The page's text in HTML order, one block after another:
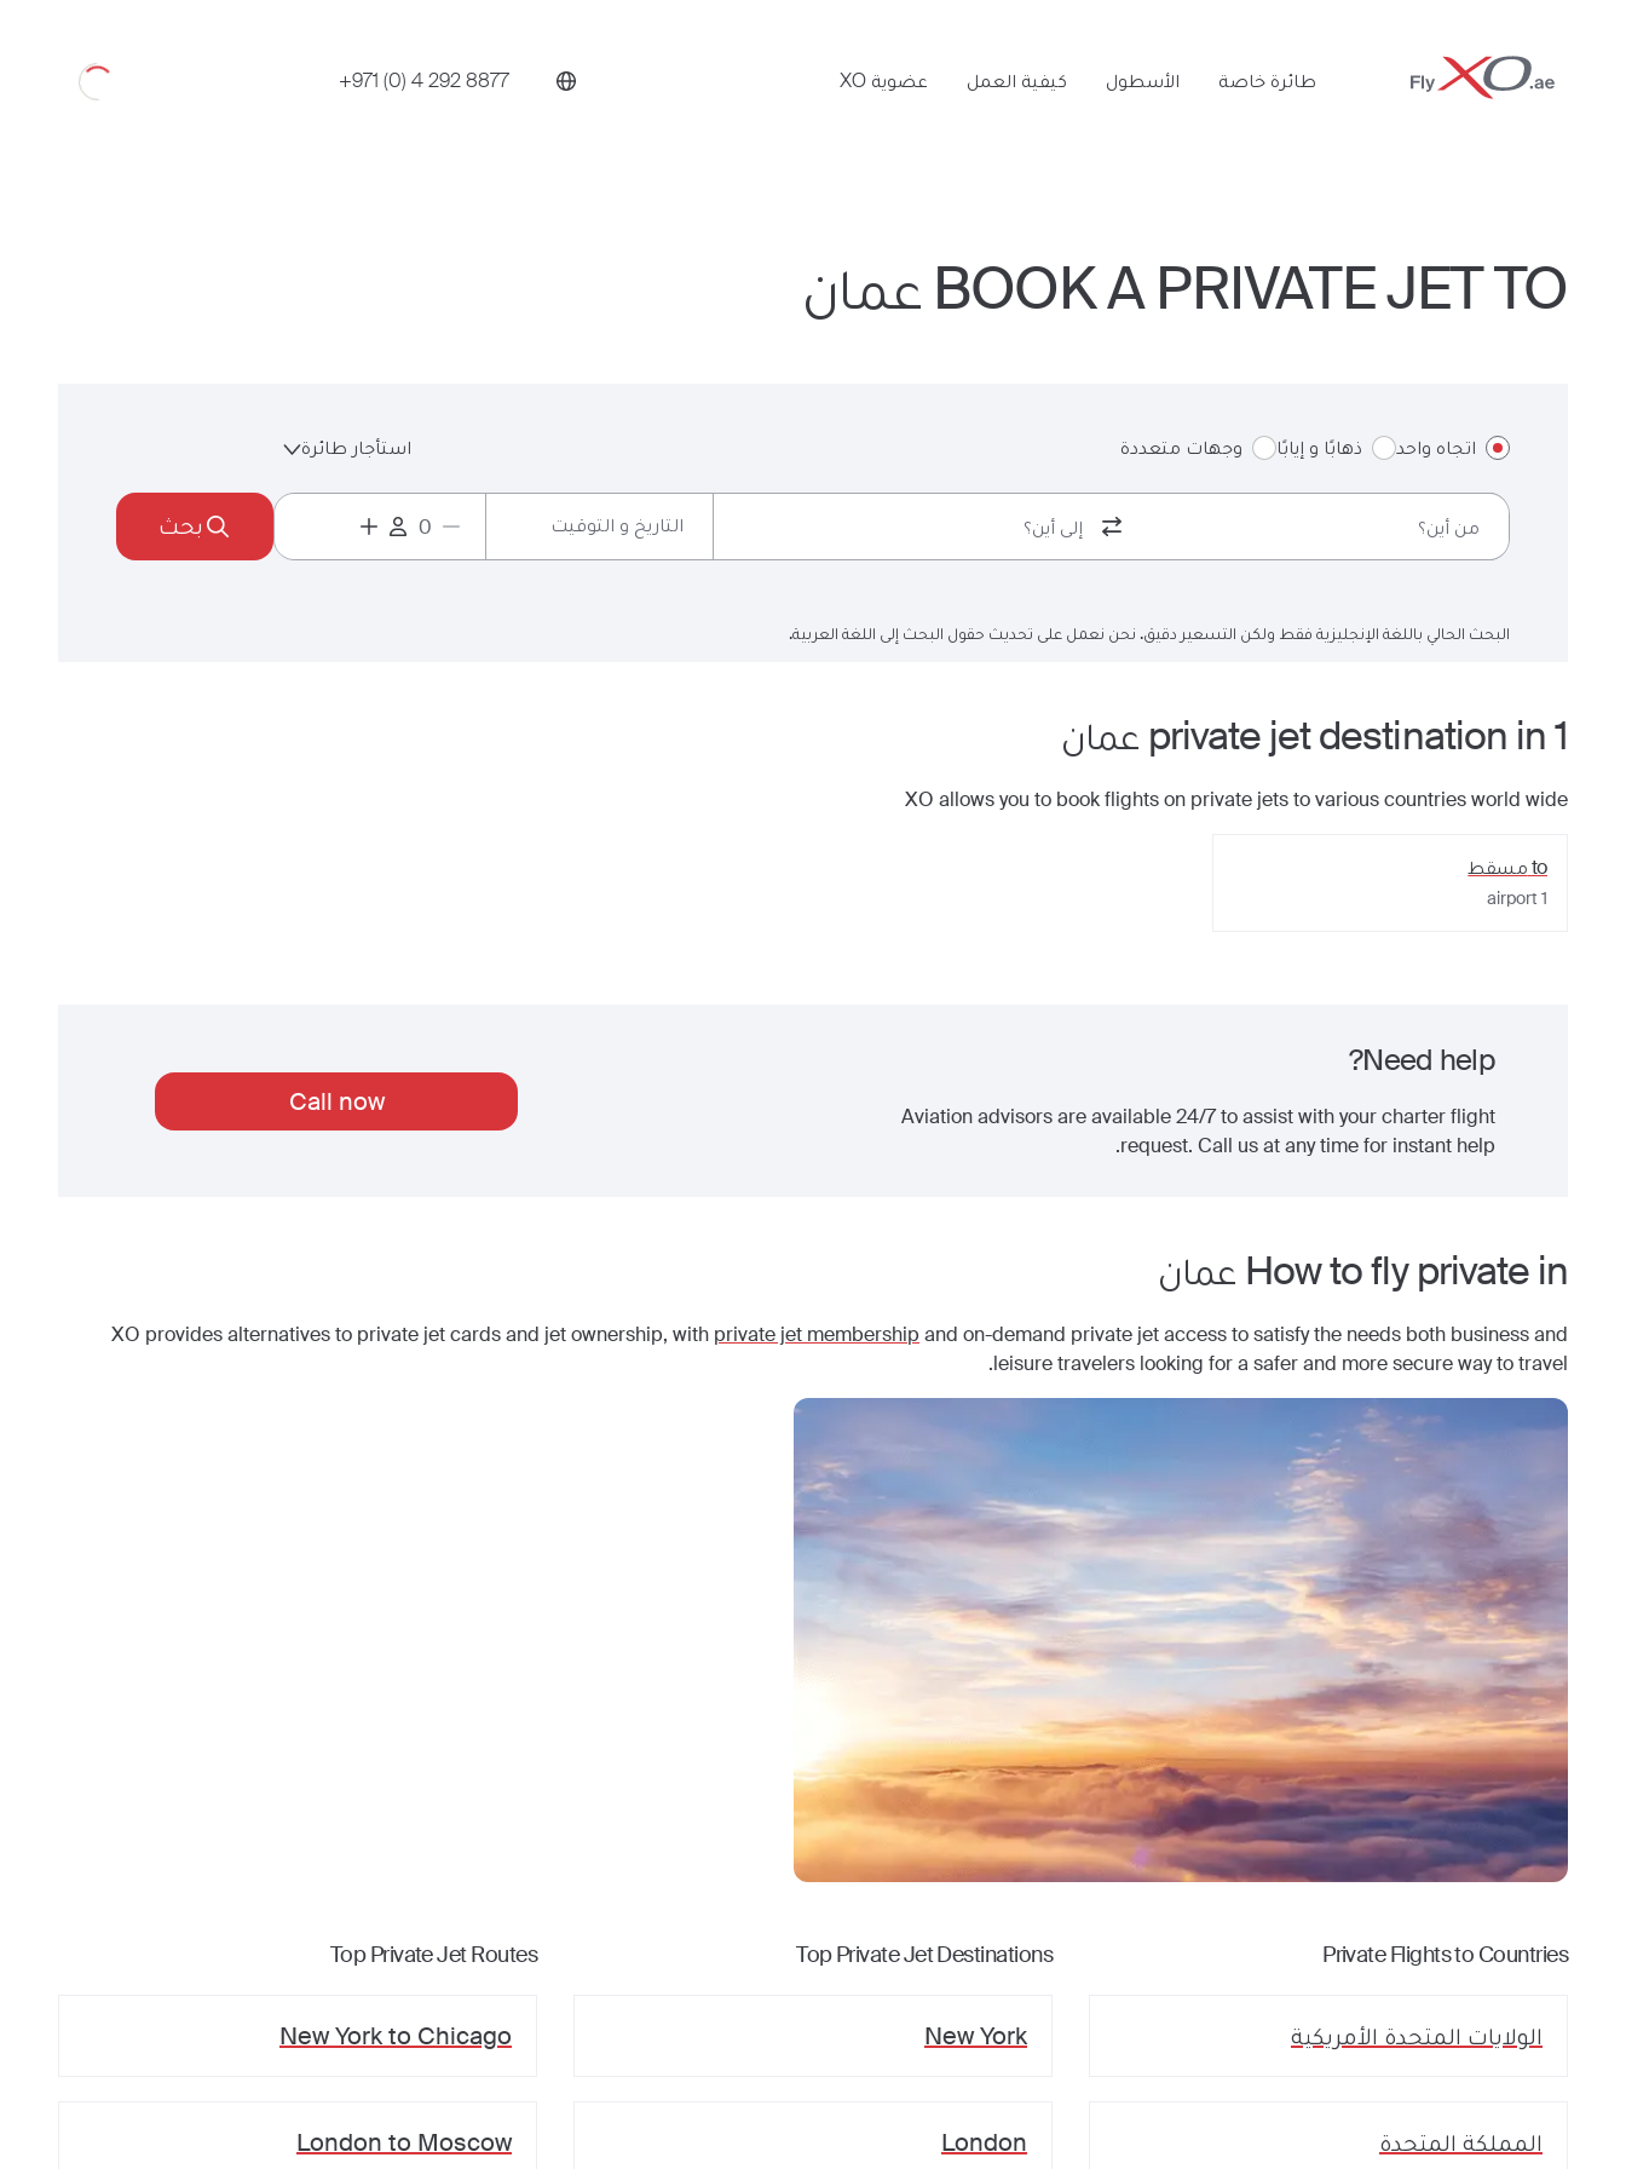
Private
Jet
طائرة خاصة الأسطول كيفية العمل عضوية XO +971 (0) 4 292 8877
Loading
BOOK A PRIVATE JET TO عمان
اتجاه واحد ذهابًا و إيابًا وجهات متعددة استأجار طائرة
التاريخ و التوقيت بحث
البحث الحالي باللغة الإنجليزية فقط ولكن التسعير دقيق. نحن نعمل على تحديث حقول البحث إلى اللغة العربية.
1
destination in عمان
XO allows you to book flights on private jets to various countries world wide
toمسقط
1
airport
Need help?
Aviation advisors are available 24/7 to assist with your charter flight
request. Call us at any time for instant help.
Call now
How to fly private in عمان
XO provides alternatives to private jet cards and jet ownership, with private jet membership and on-demand private jet access to satisfy the needs both business and
leisure travelers looking for a safer and more secure way to travel.
Private Flights to Countries
الولايات المتحدة الأمريكية
المملكة المتحدة
Top Private Jet Destinations
New York
London
Top Private Jet Routes
New Yorkto Chicago
London to Moscow